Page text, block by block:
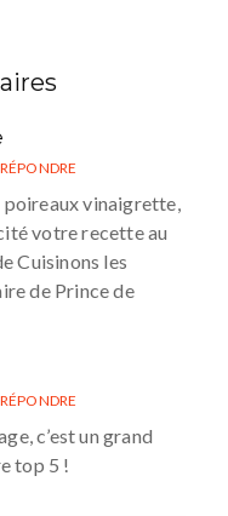
RÉPONDRE
poireaux vinaigrette,
votre recette au
Cuisinons les
de Prince de
RÉPONDRE
c’est un grand
top 5 !